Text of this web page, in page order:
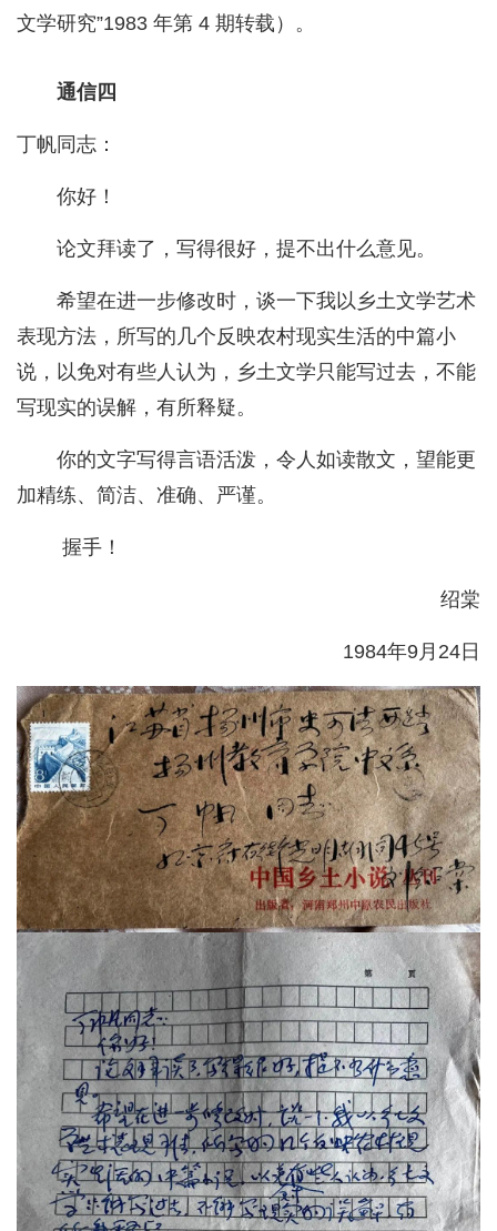
文学研究”1983 年第 4 期转载）。
通信四
丁帆同志：
你好！
论文拜读了，写得很好，提不出什么意见。
希望在进一步修改时，谈一下我以乡土文学艺术
表现方法，所写的几个反映农村现实生活的中篇小
说，以免对有些人认为，乡土文学只能写过去，不能
写现实的误解，有所释疑。
你的文字写得言语活泼，令人如读散文，望能更
加精练、简洁、准确、严谨。
握手！
绍棠
1984年9月24日